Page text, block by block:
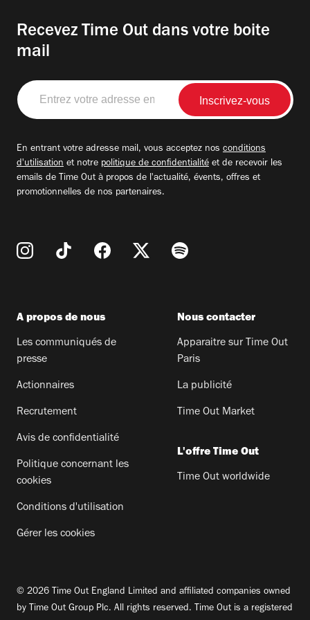
Recevez Time Out dans votre boite
mail
Entrez
votre
adresse
En entrant votre adresse mail, vous acceptez nos conditions
d'utilisation et notre politique de confidentialité et de recevoir les
emails de Time Out à propos de l'actualité, évents, offres et
promotionnelles de nos partenaires.
A propos de nous
Les communiqués de
presse
Actionnaires
Recrutement
Avis de confidentialité
Politique concernant les
cookies
Conditions d'utilisation
Gérer les cookies
Nous contacter
Apparaitre sur Time Out
Paris
La publicité
Time Out Market
L'offre Time Out
Time Out worldwide
© 2026 Time Out England Limited and affiliated companies owned
by Time Out Group Plc. All rights reserved. Time Out is a registered